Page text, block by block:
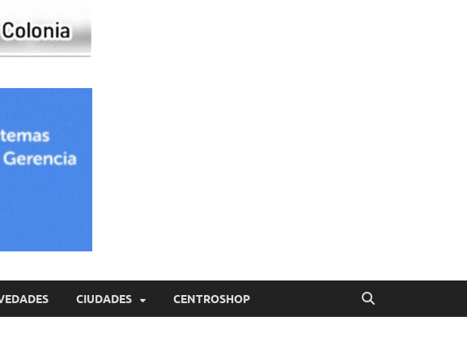
CIUDADES CENTROSHOP